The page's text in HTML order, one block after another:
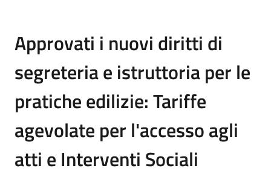
Approvati i nuovi diritti di
segreteria e istruttoria per le
pratiche edilizie: Tariffe
agevolate per l'accesso agli
atti e Interventi Sociali